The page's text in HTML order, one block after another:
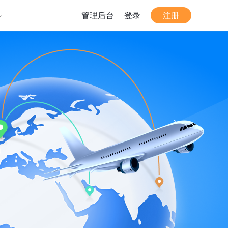
管理后台 登录 注册